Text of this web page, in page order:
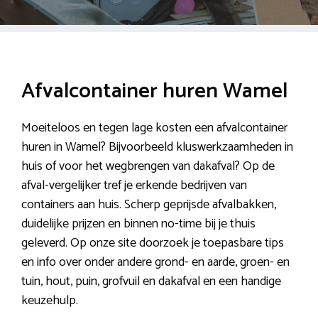
Afvalcontainer huren Wamel
Moeiteloos en tegen lage kosten een afvalcontainer
huren in Wamel? Bijvoorbeeld kluswerkzaamheden in
huis of voor het wegbrengen van dakafval? Op de
afval-vergelijker tref je erkende bedrijven van
containers aan huis. Scherp geprijsde afvalbakken,
duidelijke prijzen en binnen no-time bij je thuis
geleverd. Op onze site doorzoek je toepasbare tips
en info over onder andere grond- en aarde, groen- en
tuin, hout, puin, grofvuil en dakafval en een handige
keuzehulp.